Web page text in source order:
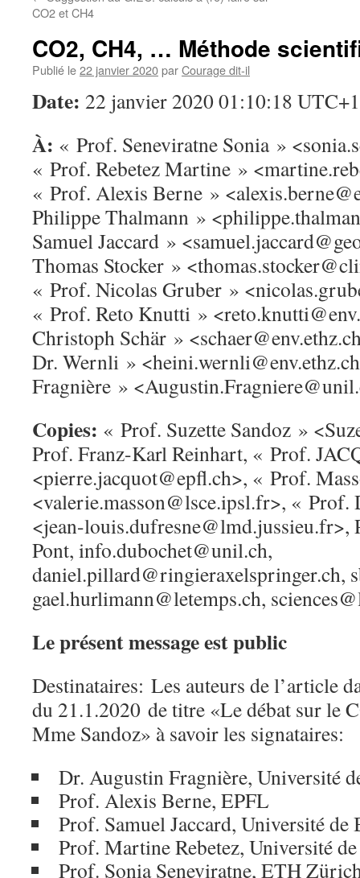
CO2 et CH4
CO2, CH4, … Méthode
Publié le22 janvier 2020parCourage dit-il
Date: 22 janvier 2020 01:10:18 UTC+1
À: « Prof. Seneviratne Sonia »
« Prof. Rebetez Martine »
« Prof. Alexis Berne »
Philippe Thalmann »
Samuel Jaccard »
Thomas Stocker »
« Prof. Nicolas Gruber »
« Prof. Reto Knutti »
Christoph Schär »
Dr. Wernli »
Fragnière »
Copies: « Prof. Suzette Sandoz »
Prof. Franz-Karl Reinhart, « Prof.
<pierre.jacquot@epfl.ch>, « Prof.
<valerie.masson@lsce.ipsl.fr>, « Prof.
<jean-louis.dufresne@lmd.jussieu.fr>,
Pont, info.dubochet@unil.ch,
daniel.pillard@ringieraxelspringer.ch,
gael.hurlimann@letemps.ch,
Le présent message est public
Destinataires: Les auteurs de l’article
du 21.1.2020 de titre «Le débat sur le
Mme Sandoz» à savoir les signataires:
Dr. Augustin Fragnière, Université
Prof. Alexis Berne, EPFL
Prof. Samuel Jaccard, Université
Prof. Martine Rebetez, Université
Prof. Sonia Seneviratne, ETH